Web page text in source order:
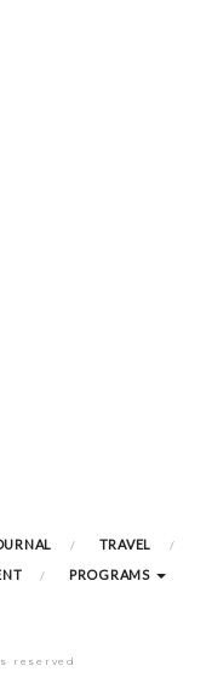
TRAVEL
PROGRAMS
reserved